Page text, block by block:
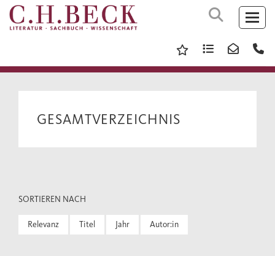
GESAMTVERZEICHNIS
SORTIEREN NACH
Relevanz Titel Jahr Autor:in